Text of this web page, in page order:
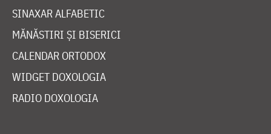
SINAXAR ALFABETIC
MĂNĂSTIRI ȘI BISERICI
CALENDAR ORTODOX
WIDGET DOXOLOGIA
RADIO DOXOLOGIA